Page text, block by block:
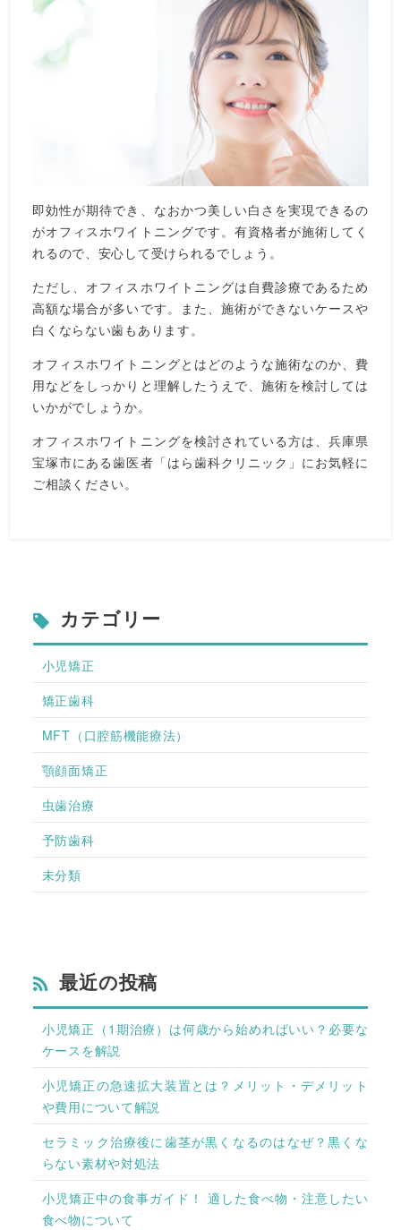
即効性が期待でき、なおかつ美しい白さを実現できるの
がオフィスホワイトニングです。有資格者が施術してく
れるので、安心して受けられるでしょう。
ただし、オフィスホワイトニングは自費診療であるため
高額な場合が多いです。また、施術ができないケースや
白くならない歯もあります。
オフィスホワイトニングとはどのような施術なのか、費
用などをしっかりと理解したうえで、施術を検討しては
いかがでしょうか。
オフィスホワイトニングを検討されている方は、兵庫県
宝塚市にある歯医者「はら歯科クリニック」にお気軽に
ご相談ください。
カテゴリー
小児矯正
矯正歯科
MFT（口腔筋機能療法）
顎顔面矯正
虫歯治療
予防歯科
未分類
最近の投稿
小児矯正（1期治療）は何歳から始めればいい？必要な
ケースを解説
小児矯正の急速拡大装置とは？メリット・デメリット
や費用について解説
セラミック治療後に歯茎が黒くなるのはなぜ？黒くな
らない素材や対処法
小児矯正中の食事ガイド！ 適した食べ物・注意したい
食べ物について